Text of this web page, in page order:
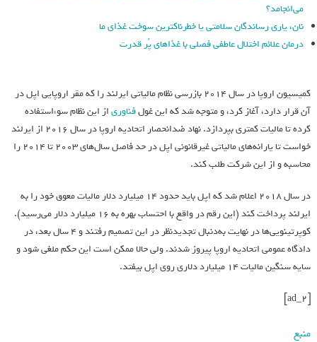
می‌انجامد؟
نان، یاری رساندگان سلامتی یا خطرناکترین سوخت غذای ما
درمان علائم اختلال عاطفی فصلی با غذاهای پُر قدرت
کمیسیون اروپا در سال 2014 بازرسی نظام مالیاتی ایرلند را که مقر اروپایی اپل در
آن قرار دارد، آغاز کرد، و متوجه شد که این غولفناوریاز این نظام سوءاستفاده
کرده تا مالیات کمتری بپردازد. نهاد ضدانحصار اتحادیه اروپا در سال 2016 از ایرلند
خواست تا یارانه‌های مالیاتی غیرقانونی اپل در حد فاصل سال‌های 2003 تا 2014 را
محاسبه و از این شرکت طلب کند.
در سال 2018 اعلام شد که اپل باید حدود 14 میلیارد دلار مالیات معوق خود را به
ایرلند پرداخت کند (این رقم در واقع با احتساب بهره به 16 میلیارد دلار می‌رسید).
کوپرتینویی‌ها در نهایت به‌دنبال تجدیدنظر در این تصمیم رفتند و 4 سال بعد، در
دادگاه عمومی اتحادیه اروپا پیروز شدند. ولی حالا ممکن است این حکم ملغی شود و
سایه سنگین مالیات 14 میلیارد دلاری روی اپل بیفتد.
[ad_2]
منبع